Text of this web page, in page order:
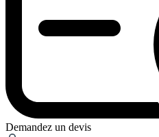
Demandez un devis